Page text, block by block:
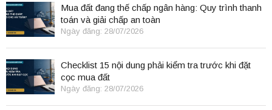
Mua đất đang thế chấp ngân hàng: Quy trình thanh
toán và giải chấp an toàn
Ngày đăng: 28/07/2026
Checklist 15 nội dung phải kiểm tra trước khi đặt
cọc mua đất
Ngày đăng: 28/07/2026